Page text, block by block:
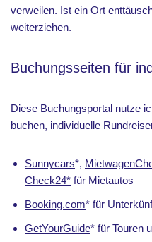
verweilen. Ist ein Ort
weiterziehen.
Buchungsseiten für
Diese Buchungsportal nutze
buchen, individuelle
Sunnycars*,
Check24* für Mietautos
Booking.com* für
GetYourGuide* für Touren